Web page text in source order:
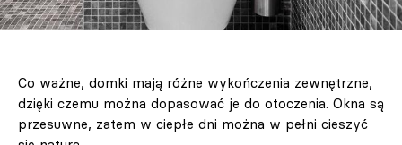
Co ważne, domki mają różne wykończenia zewnętrzne,
dzięki czemu można dopasować je do otoczenia. Okna są
przesuwne, zatem w ciepłe dni można w pełni cieszyć